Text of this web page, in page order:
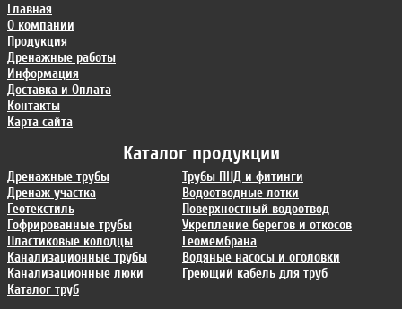
Каталог продукции
Дренажные трубы
Дренаж участка
Геотекстиль
Гофрированные трубы
Пластиковые колодцы
Канализационные трубы
Канализационные люки
Каталог труб
Трубы ПНД и фитинги
Водоотводные лотки
Поверхностный водоотвод
Укрепление берегов и откосов
Геомембрана
Водяные насосы и оголовки
Греющий кабель для труб
Главная
О компании
Продукция
Дренажные работы
Информация
Доставка и Оплата
Контакты
Карта сайта